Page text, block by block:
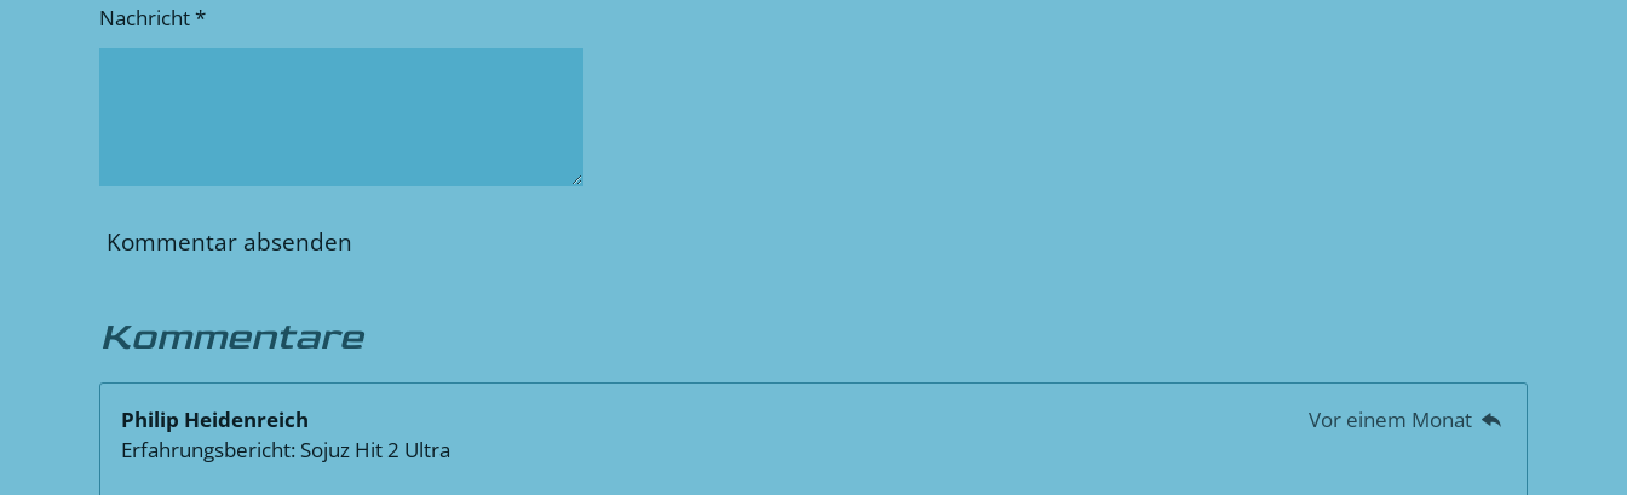
Nachricht *
Kommentar absenden
Kommentare
Philip Heidenreich
Vor einem Monat
Erfahrungsbericht: Sojuz Hit 2 Ultra